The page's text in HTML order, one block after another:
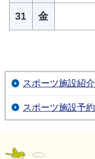
31 金
スポーツ施設紹介
スポーツ施設予約